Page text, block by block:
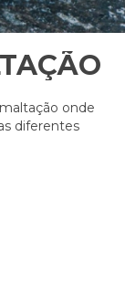
onde
diferentes